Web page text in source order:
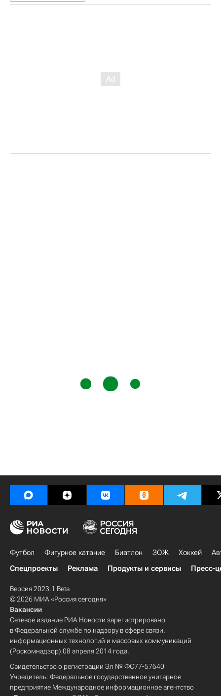
Футбол Фигурное катание Биатлон ЗОЖ Хоккей
Спецпроекты
Реклама Продукты и сервисы Пресс-
Версия 2023.1 Beta
© 2026 МИА «Россия сегодня»
Вакансии
Сетевое издание РИА Новости зарегистрировано
в Федеральной службе по надзору в сфере связи,
информационных технологий и массовых коммуникаций
(Роскомнадзор) 08 апреля 2014 года.
Свидетельство о регистрации Эл № ФС77-57640
Учредитель: Федеральное государственное унитарное
предприятие Международное информационное агентство